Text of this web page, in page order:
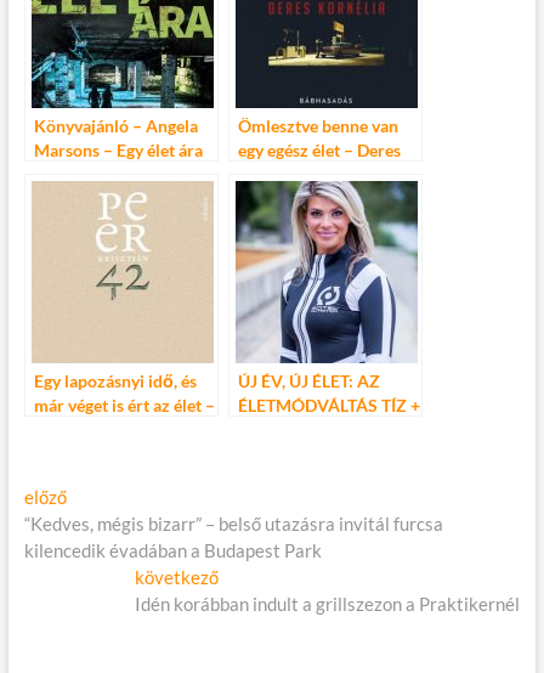
Könyvajánló – Angela
Marsons – Egy élet ára
Ömlesztve benne van
egy egész élet – Deres
Egy lapozásnyi idő, és
már véget is ért az élet –
ÚJ ÉV, ÚJ ÉLET: AZ
ÉLETMÓDVÁLTÁS TÍZ +
Bejegyzés
navigáció
előzőElőző
cikk:
“Kedves, mégis bizarr” – belső utazásra invitál furcsa
kilencedik évadában a Budapest Park
következőKövetkező
cikk:
Idén korábban indult a grillszezon a Praktikernél